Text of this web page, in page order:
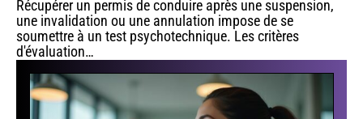
Récupérer un permis de conduire après une suspension,
une invalidation ou une annulation impose de se
soumettre à un test psychotechnique. Les critères
d'évaluation…